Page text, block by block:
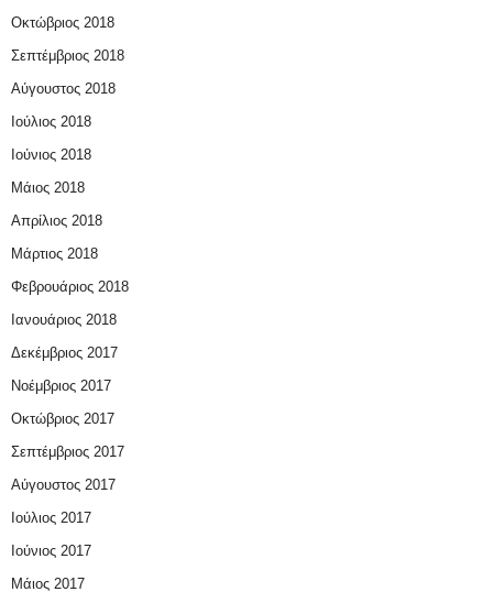
Οκτώβριος 2018
Σεπτέμβριος 2018
Αύγουστος 2018
Ιούλιος 2018
Ιούνιος 2018
Μάιος 2018
Απρίλιος 2018
Μάρτιος 2018
Φεβρουάριος 2018
Ιανουάριος 2018
Δεκέμβριος 2017
Νοέμβριος 2017
Οκτώβριος 2017
Σεπτέμβριος 2017
Αύγουστος 2017
Ιούλιος 2017
Ιούνιος 2017
Μάιος 2017